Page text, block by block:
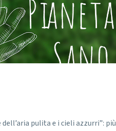
pulita e i cieli azzurri”: più